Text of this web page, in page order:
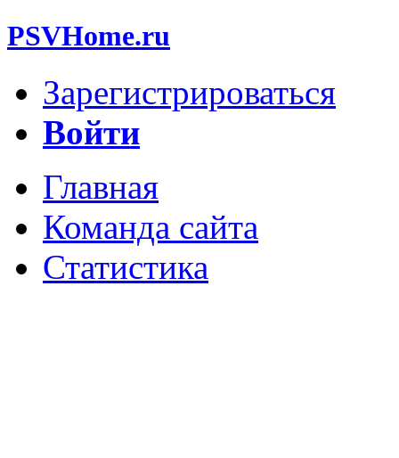
PSVHome.ru
Зарегистрироваться
Войти
Главная
Команда сайта
Статистика